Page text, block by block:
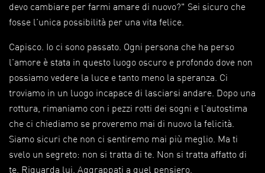
devo cambiare per farmi amare di nuovo?" Sei sicuro che
fosse l'unica possibilità per una vita felice.
Capisco. Io ci sono passato. Ogni persona che ha perso
l'amore è stata in questo luogo oscuro e profondo dove non
possiamo vedere la luce e tanto meno la speranza. Ci
troviamo in un luogo incapace di lasciarsi andare. Dopo una
rottura, rimaniamo con i pezzi rotti dei sogni e l'autostima
che ci chiediamo se proveremo mai di nuovo la felicità.
Siamo sicuri che non ci sentiremo mai più meglio. Ma ti
svelo un segreto: non si tratta di te. Non si tratta affatto di
te. Riguarda lui. Aggrappati a quel pensiero.